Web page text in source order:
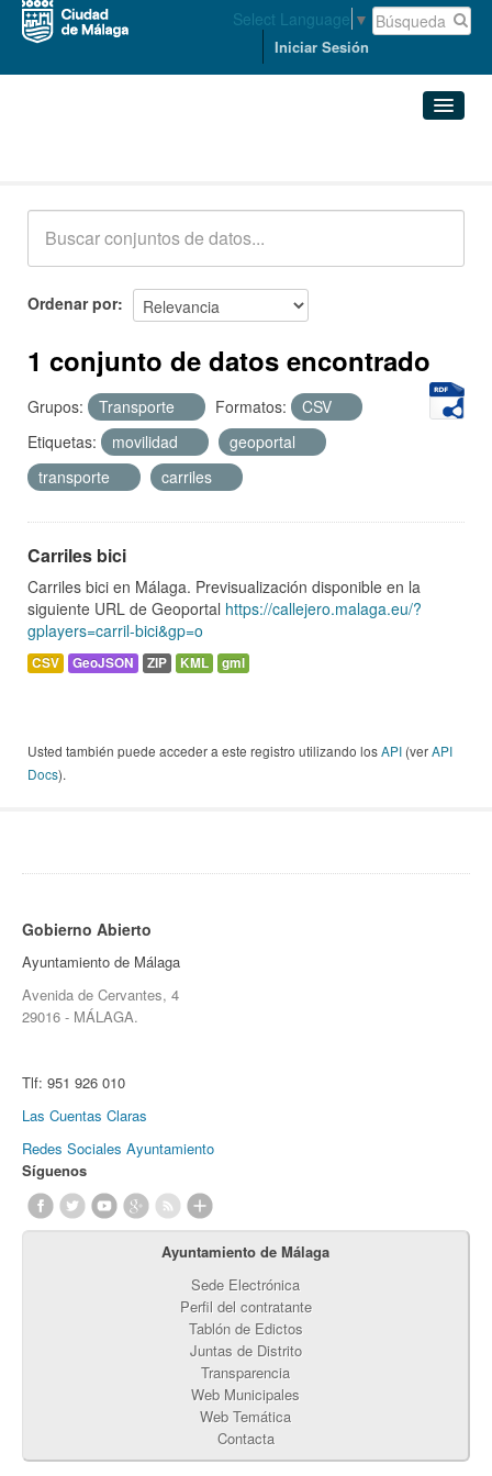
Select Language ▼
Iniciar Sesión
Acerca de
Ordenar por
1 conjunto de datos encontrado
Grupos: Transporte Formatos:
CSV
Etiquetas:
movilidad
geoportal
transporte
carriles
Carriles bici
Carriles bici en Málaga. Previsualización disponible en la
siguiente URL de Geoportal https://callejero.malaga.eu/?
gplayers=carril-bici&gp=o
CSV GeoJSON ZIP KML gml
Usted también puede acceder a este registro utilizando losAPI (verAPI
Docs).
Gobierno Abierto
Ayuntamiento de Málaga
Avenida de Cervantes, 4
29016 - MÁLAGA.
Tlf: 951 926 010
Las Cuentas Claras
Redes Sociales Ayuntamiento
Síguenos
Ayuntamiento de Málaga
Sede Electrónica
Perfil del contratante
Tablón de Edictos
Juntas de Distrito
Transparencia
Web Municipales
Web Temática
Contacta